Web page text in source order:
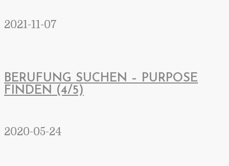
2021-11-07
BERUFUNG SUCHEN – PURPOSE
FINDEN (4/5)
2020-05-24